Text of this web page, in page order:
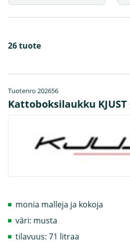
26 tuote
Tuotenro 202656
Kattoboksilaukku KJUST
monia malleja ja kokoja
väri: musta
tilavuus: 71 litraa